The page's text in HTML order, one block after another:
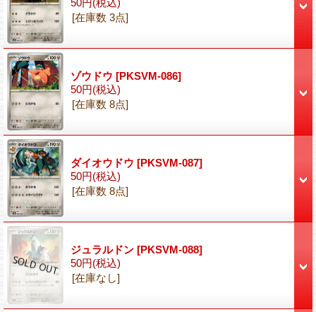
[在庫数 3点]
ゾウドウ [PKSVM-086]
50円(税込)
[在庫数 8点]
ダイオウドウ [PKSVM-087]
50円(税込)
[在庫数 8点]
ジュラルドン [PKSVM-088]
50円(税込)
[在庫なし]